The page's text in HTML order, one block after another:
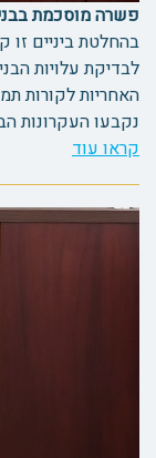
פשרה מוסכמת בבניית
בהחלטת ביניים זו
לבדיקת עלויות
האחריות לקורות
נקבעו העקרונות הבאים:
קראו עוד